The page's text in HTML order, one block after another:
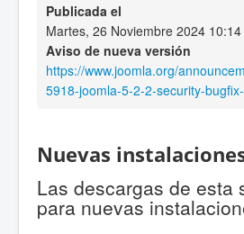
Publicada el
Martes, 26 Noviembre 2024 10:14
Aviso de nueva versión
https://www.joomla.org/
5918-joomla-5-2-2-security-
Nuevas
Las descargas de esta
para nuevas